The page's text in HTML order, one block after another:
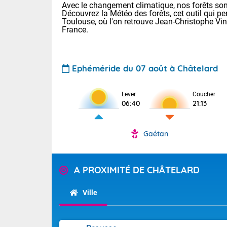
Pour la
Tendance
Avec le changement climatique, nos forêts
Découvrez la Météo des forêts, cet outil qui
Toulouse, où l'on retrouve Jean-Christophe
France.
Ephéméride du 07 août à Châtelard
Lever
06:40
Coucher
21:13
Gaétan
A PROXIMITÉ DE CHÂTELARD
Ville
Voici les
28 Lyon :
: 27 Nancy :
31 Lille : 26
Demain :
Calme,
alors que la